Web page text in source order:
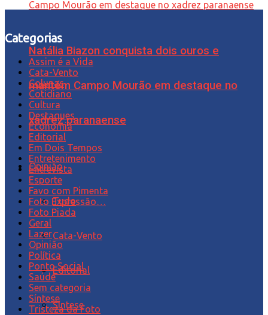
Natália Biazon conquista dois ouros e
mantém Campo Mourão em destaque no
xadrez paranaense
Opinião
Tudo
Cata-Vento
Editorial
Síntese
Categorias
Assim é a Vida
Cata-Vento
Colunas
Cotidiano
Cultura
Destaques
Economia
Editorial
Em Dois Tempos
Entretenimento
Entrevista
Esporte
Favo com Pimenta
Foto Expressão…
Foto Piada
Geral
Lazer
Opinião
Política
Ponto Social
Saúde
Sem categoria
Síntese
Tristeza da Foto